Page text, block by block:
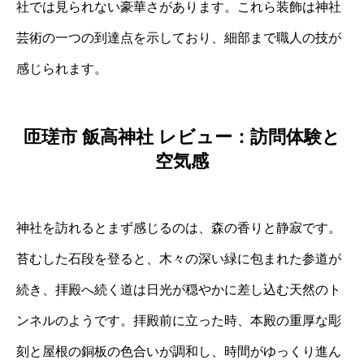
社では見られない豪華さがあります。これら装飾は神社
芸術の一つの到達点を示しており、細部まで職人の技が
感じられます。
匝瑳市 飯高神社 レビュー：訪問体験と
空気感
神社を訪れるとまず感じるのは、森の香りと静寂です。
苔むした石段を登ると、木々の深い緑に包まれた参道が
続き、拝殿へ続く道は日光が穏やかに差し込む天然のト
ンネルのようです。拝殿前に立った時、本殿の重厚な彫
刻と屋根の銅板の色合いが調和し、時間がゆっくり進ん